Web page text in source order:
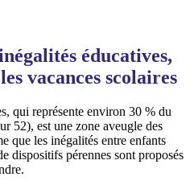
éducatives,
vacances scolaires
qui représente environ 30 % du
52), est une zone aveugle des
que les inégalités entre enfants
dispositifs pérennes sont proposés